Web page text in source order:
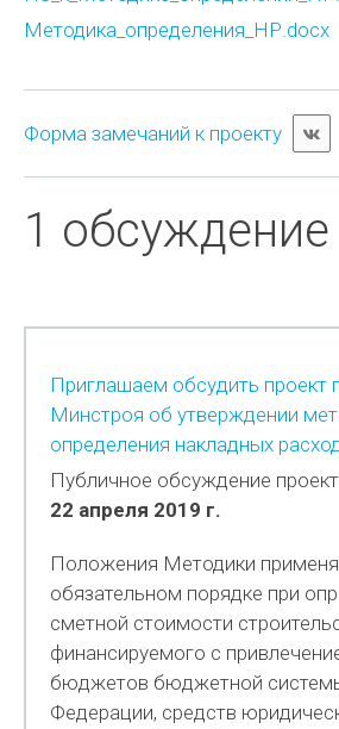
Методика_определения_НР.docx
Форма замечаний к проекту
1 обсуждение
Приглашаем обсудить проект
Минстроя об утверждении
определения накладных
Публичное обсуждение
22 апреля 2019 г.
Положения Методики
обязательном порядке при
сметной стоимости
финансируемого с
бюджетов бюджетной
Федерации, средств